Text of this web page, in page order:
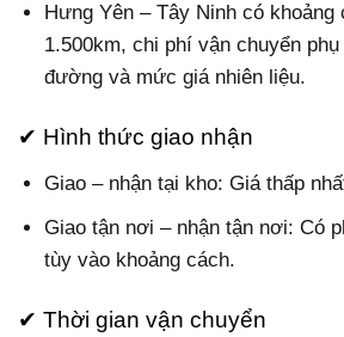
Hưng Yên – Tây Ninh có khoảng
1.500km, chi phí vận chuyển
đường và mức giá nhiên liệu.
✔ Hình thức giao nhận
Giao – nhận tại kho: Giá thấp
Giao tận nơi – nhận tận nơi: Có
tùy vào khoảng cách.
✔ Thời gian vận chuyển